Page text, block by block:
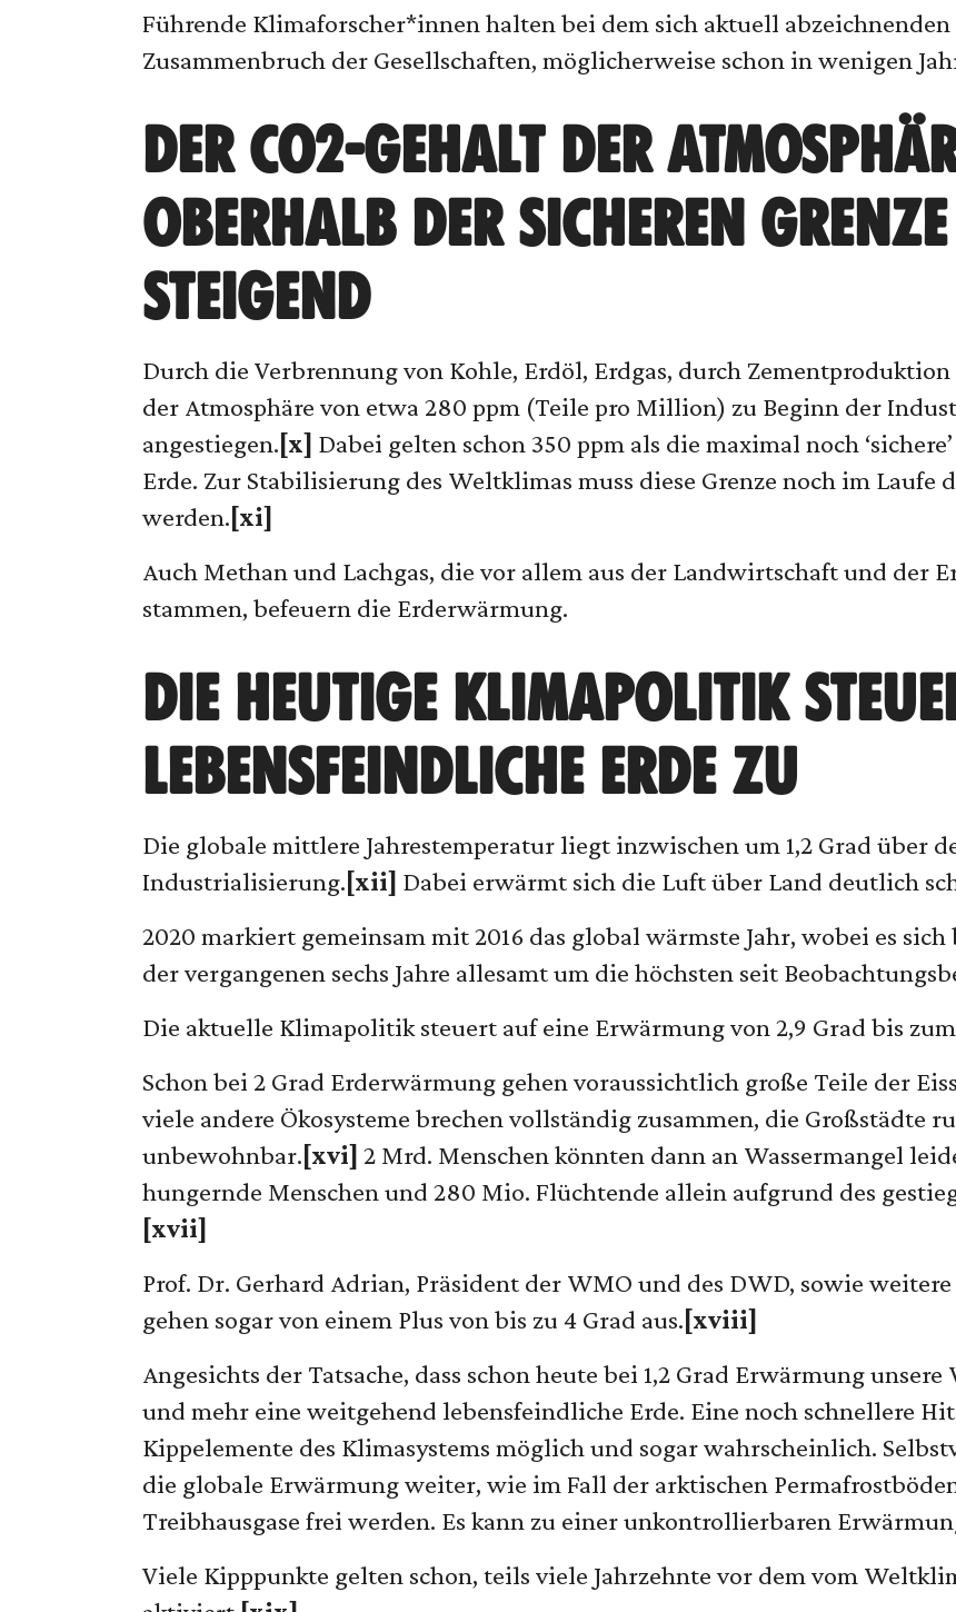
Führende Klimaforscher*innen halten bei dem sich aktuell
Zusammenbruch der Gesellschaften, möglicherweise schon in wenigen
DER CO2-GEHALT DER
OBERHALB DER SICHEREN
STEIGEND
Durch die Verbrennung von Kohle, Erdöl, Erdgas, durch
der Atmosphäre von etwa 280 ppm (Teile pro Million) zu Beginn der
angestiegen. [x] Dabei gelten schon 350 ppm als die maximal noch
Erde. Zur Stabilisierung des Weltklimas muss diese Grenze noch im Laufe
werden. [xi]
Auch Methan und Lachgas, die vor allem aus der Landwirtschaft und der
stammen, befeuern die Erderwärmung.
DIE HEUTIGE KLIMAPOLITIK
LEBENSFEINDLICHE ERDE ZU
Die globale mittlere Jahrestemperatur liegt inzwischen um 1,2 Grad über
Industrialisierung. [xii] Dabei erwärmt sich die Luft über Land deutlich
2020 markiert gemeinsam mit 2016 das global wärmste Jahr, wobei es
der vergangenen sechs Jahre allesamt um die höchsten seit
Die aktuelle Klimapolitik steuert auf eine Erwärmung von 2,9 Grad bis zum
Schon bei 2 Grad Erderwärmung gehen voraussichtlich große Teile der
viele andere Ökosysteme brechen vollständig zusammen, die Großstädte
unbewohnbar. [xvi] 2 Mrd. Menschen könnten dann an Wassermangel
hungernde Menschen und 280 Mio. Flüchtende allein aufgrund des
[xvii]
Prof. Dr. Gerhard Adrian, Präsident der WMO und des DWD, sowie
gehen sogar von einem Plus von bis zu 4 Grad aus. [xviii]
Angesichts der Tatsache, dass schon heute bei 1,2 Grad Erwärmung
und mehr eine weitgehend lebensfeindliche Erde. Eine noch schnellere
Kippelemente des Klimasystems möglich und sogar wahrscheinlich.
die globale Erwärmung weiter, wie im Fall der arktischen
Treibhausgase frei werden. Es kann zu einer unkontrollierbaren
Viele Kipppunkte gelten schon, teils viele Jahrzehnte vor dem vom